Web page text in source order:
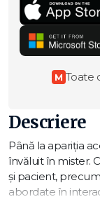
M Toate
Descriere
Până la apariția
învăluit în mister.
și pacient,
abordate în